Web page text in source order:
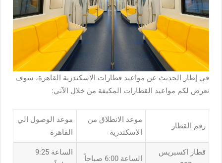
في إطار الحديث عن مواعيد قطارات الاسكندرية القاهرة، سوف
نعرض لكم مواعيد القطارات المكيفة من خلال الآتي:
رقم القطار
موعد الانطلاق من
الاسكندرية
موعد الوصول الي
القاهرة
قطار اكسبريس
الساعة 6:00 صباحاً
الساعة 9:25